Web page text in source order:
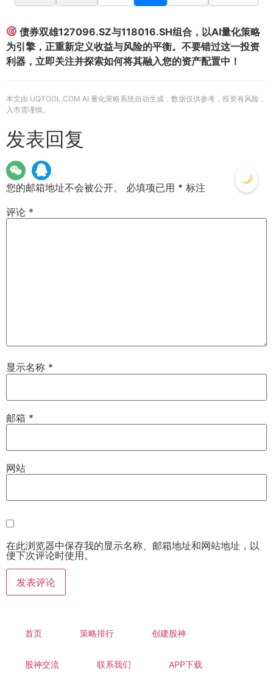
债券双雄127096.SZ与118016.SH组合，以AI量化策略
为引擎，正重新定义收益与风险的平衡。不要错过这一投资
利器，立即关注并探索如何将其融入您的资产配置中！
本文由 UQTOOL.COM AI 量化策略系统自动生成，数据仅供参考，投资有风险，
入市需谨慎。
发表回复
您的邮箱地址不会被公开。 必填项已用 * 标注
评论 *
显示名称 *
邮箱 *
网站
在此浏览器中保存我的显示名称、邮箱地址和网站地址，以
便下次评论时使用。
首页 策略排行 创建股神
股神交流 联系我们 APP下载